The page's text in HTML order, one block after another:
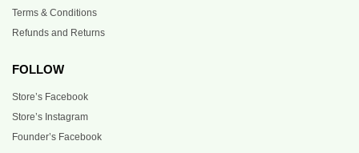
Terms & Conditions
Refunds and Returns
FOLLOW
Store’s Facebook
Store’s Instagram
Founder’s Facebook